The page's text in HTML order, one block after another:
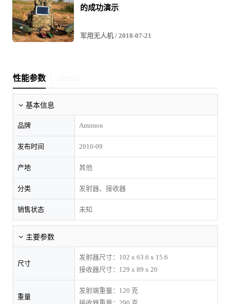
的成功演示
军用无人机 / 2018-07-21
性能参数
基本信息
品牌 Amimon
发布时间 2016-09
产地 其他
分类 发射器、接收器
销售状态 未知
主要参数
尺寸
发射器尺寸：102 x 63.6 x 15.6
接收器尺寸：129 x 89 x 20
重量
发射端重量：120 克